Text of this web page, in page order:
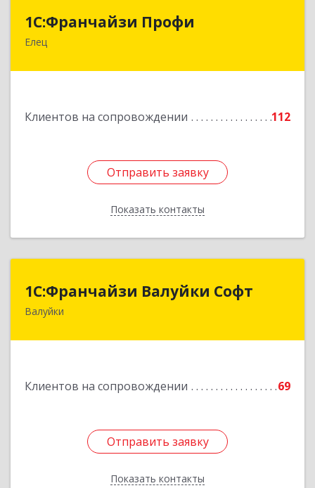
1С:Франчайзи Профи
Елец
Клиентов на сопровождении 112
Отправить заявку
Показать контакты
1С:Франчайзи Профи
Отправить заявку
Назад
1С:Франчайзи Валуйки Софт
Валуйки
Клиентов на сопровождении 69
Отправить заявку
Показать контакты
1С:Франчайзи Валуйки Софт
309996, Белгородская обл, Валуйки г, Горького,
Отправить заявку
Назад